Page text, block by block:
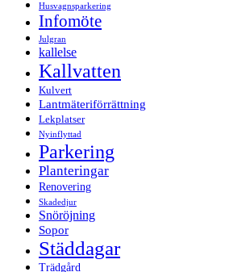
Husvagnsparkering
Infomöte
Julgran
kallelse
Kallvatten
Kulvert
Lantmäteriförrättning
Lekplatser
Nyinflyttad
Parkering
Planteringar
Renovering
Skadedjur
Snöröjning
Sopor
Städdagar
Trädgård